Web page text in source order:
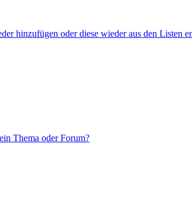
hinzufügen oder diese wieder aus den Listen
Thema oder Forum?